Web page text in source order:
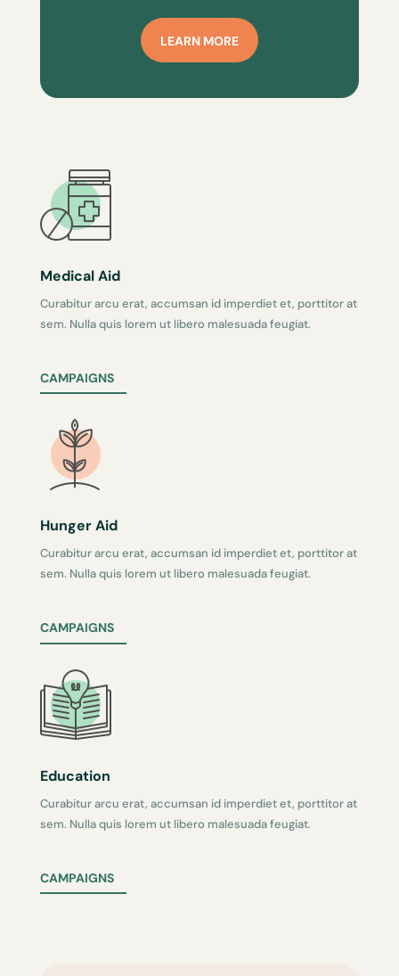
LEARN MORE
Medical Aid
Curabitur arcu erat, accumsan id imperdiet et, porttitor at
sem. Nulla quis lorem ut libero malesuada feugiat.
CAMPAIGNS
Hunger Aid
Curabitur arcu erat, accumsan id imperdiet et, porttitor at
sem. Nulla quis lorem ut libero malesuada feugiat.
CAMPAIGNS
Education
Curabitur arcu erat, accumsan id imperdiet et, porttitor at
sem. Nulla quis lorem ut libero malesuada feugiat.
CAMPAIGNS